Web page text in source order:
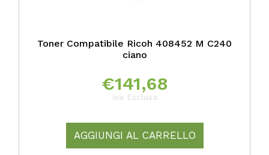
Toner Compatibile Ricoh 408452 M C240
ciano
€141,68
Iva Esclusa
AGGIUNGI AL CARRELLO